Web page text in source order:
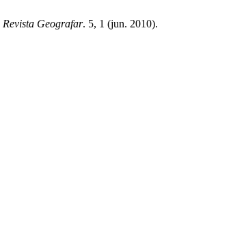
Revista Geografar. 5, 1 (jun. 2010).